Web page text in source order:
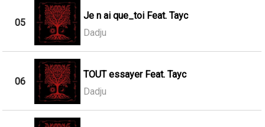
05
Je n ai que_toi Feat. Tayc
Dadju
06
TOUT essayer Feat. Tayc
Dadju